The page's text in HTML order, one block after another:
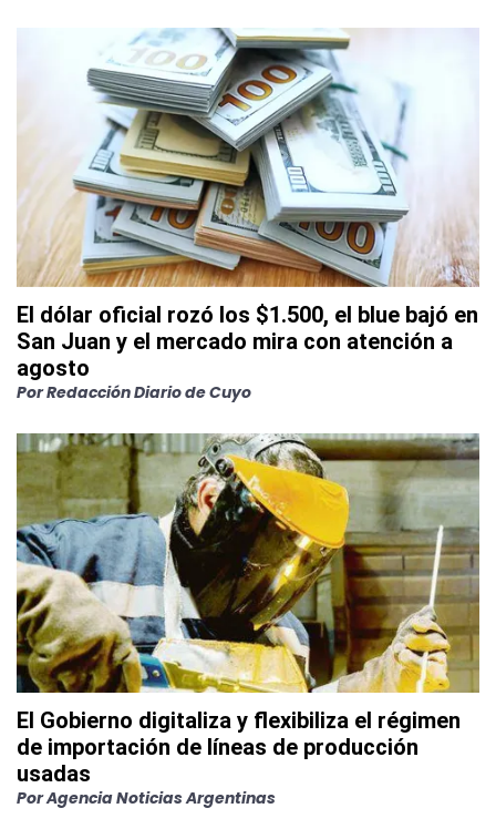
El dólar oficial rozó los $1.500, el blue bajó en
San Juan y el mercado mira con atención a
agosto
PorRedacción Diario de Cuyo
El Gobierno digitaliza y flexibiliza el régimen
de importación de líneas de producción
usadas
PorAgencia Noticias Argentinas